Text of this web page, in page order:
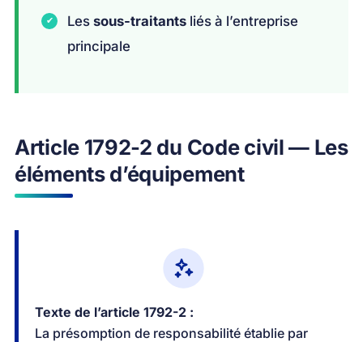
Les sous-traitants liés à l’entreprise
principale
Article 1792-2 du Code civil — Les
éléments d’équipement
Texte de l’article 1792-2 :
La présomption de responsabilité établie par